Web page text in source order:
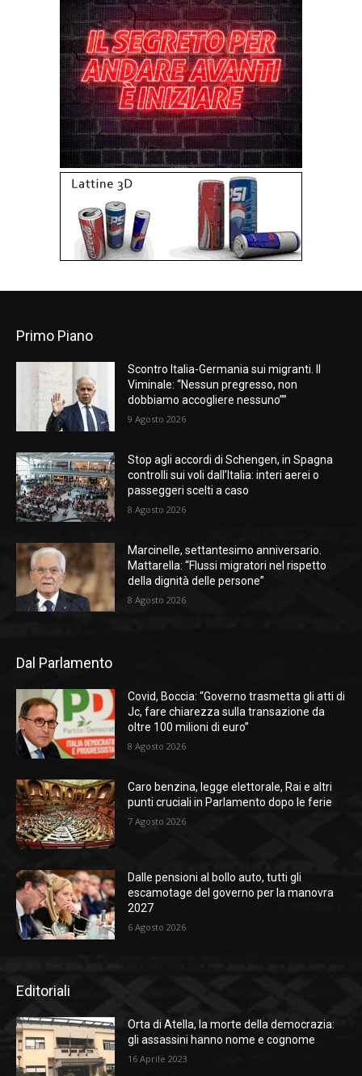
Primo Piano
Scontro Italia-Germania sui migranti. Il
Viminale: “Nessun pregresso, non
dobbiamo accogliere nessuno””
9 Agosto 2026
Stop agli accordi di Schengen, in Spagna
controlli sui voli dall’Italia: interi aerei o
passeggeri scelti a caso
8 Agosto 2026
Marcinelle, settantesimo anniversario.
Mattarella: “Flussi migratori nel rispetto
della dignità delle persone”
8 Agosto 2026
Dal Parlamento
Covid, Boccia: “Governo trasmetta gli atti di
Jc, fare chiarezza sulla transazione da
oltre 100 milioni di euro”
8 Agosto 2026
Caro benzina, legge elettorale, Rai e altri
punti cruciali in Parlamento dopo le ferie
7 Agosto 2026
Dalle pensioni al bollo auto, tutti gli
escamotage del governo per la manovra
2027
6 Agosto 2026
Editoriali
Orta di Atella, la morte della democrazia:
gli assassini hanno nome e cognome
16 Aprile 2023